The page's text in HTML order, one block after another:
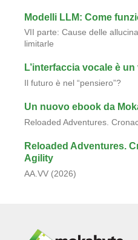
Modelli LLM: Come
VII parte: Cause delle
limitarle
L’interfaccia vocale è
Il futuro è nel “pensiero”?
Un nuovo ebook da
Reloaded Adventures.
Reloaded Adventures.
Agility
AA.VV (2026)